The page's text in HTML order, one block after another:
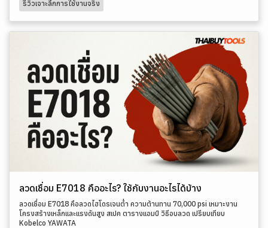
รีวิวเจาะลึกการใช้งานจริง
ลวดเชื่อม E7018 คืออะไร? ใช้กับงานอะไรได้บ้าง
ลวดเชื่อม E7018 คือลวดไฮโดรเจนต่ำ ความต้านทาน 70,000 psi เหมาะงาน
โครงสร้างเหล็กและแรงดันสูง สเปค ตารางแอมป์ วิธีอบลวด เปรียบเทียบ
Kobelco YAWATA